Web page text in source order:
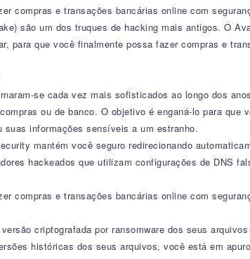
compras e transações bancárias online com
são um dos truques de hacking mais antigos. O
para que você finalmente possa fazer compras e
se cada vez mais sofisticados ao longo dos
ou de banco. O objetivo é enganá-lo para
suas informações sensíveis a um estranho.
mantém você seguro redirecionando
hackeados que utilizam configurações de DNS
compras e transações bancárias online com
criptografada por ransomware dos seus
históricas dos seus arquivos, você está em